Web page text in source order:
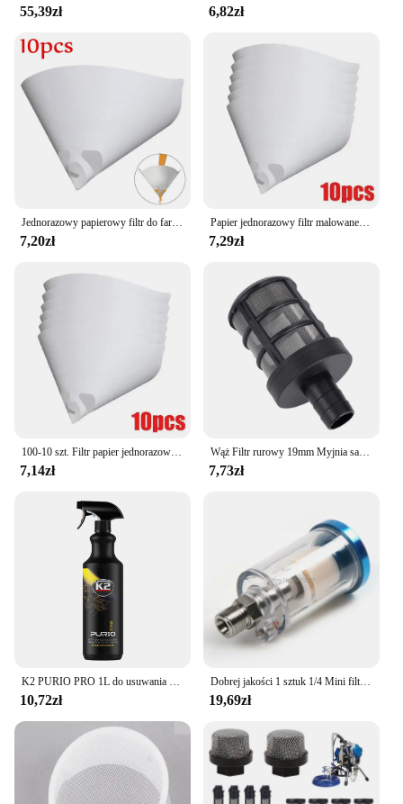
55,39zł 6,82zł
Jednorazowy papierowy filtr do farby oczyszczający lejek do odcedzania farba w sprayu stożkowy nylonowy mikronowy filtr papierowy lejek
7,20zł
Papier jednorazowy filtr malowane farbą w sprayu siatka oczyszczająca lejek zagęszczający biały filtr stożkowy nylonowy lejek papierowy narzędzie
7,29zł
100-10 szt. Filtr papier jednorazowy samochodowy 190 siatka oczyszczająca kubek malowane farbą w sprayu siatka stożkowa nylonowa mikronowa papierowa foremka narzędzia
7,14zł
Wąż Filtr rurowy 19mm Myjnia samochodowa Ogród Woda ssąca Nawadnianie Opryskiwacz Pompa Filtr siatkowy Filtr siatkowy ze stali nierdzewnej
7,73zł
10,72zł
Dobrej jakości 1 sztuk 1/4 Mini filtr wody separator wody i oleju filtr ze stopu cynku dla sprężarki powietrza spryskiwacz 8.5*4cm
19,69zł